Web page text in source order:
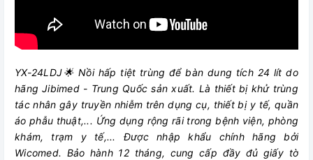
YX-24LDJ🌟 Nồi hấp tiệt trùng để bàn dung tích 24 lít do
hãng Jibimed - Trung Quốc sản xuất. Là thiết bị khử trùng
tác nhân gây truyền nhiễm trên dụng cụ, thiết bị y tế, quần
áo phẫu thuật,... Ứng dụng rộng rãi trong bệnh viện, phòng
khám, trạm y tế,... Được nhập khẩu chính hãng bởi
Wicomed. Bảo hành 12 tháng, cung cấp đầy đủ giấy tờ